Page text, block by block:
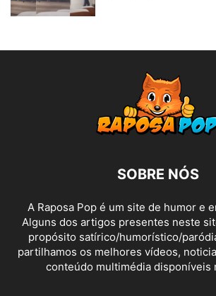
SOBRE NÓS
A Raposa Pop é um site de humor e
Alguns dos artigos presentes neste
propósito satírico/humorístico/
partilhamos os melhores vídeos,
conteúdo multimédia disponíveis